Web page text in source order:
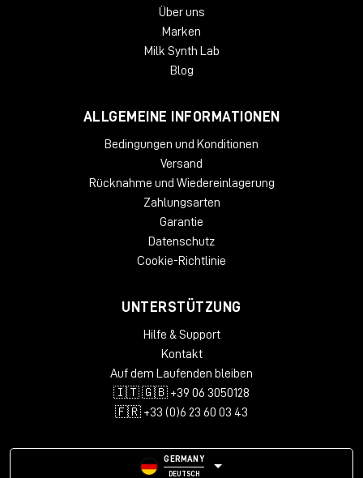
Über uns
Marken
Milk Synth Lab
Blog
ALLGEMEINE INFORMATIONEN
Bedingungen und Konditionen
Versand
Rücknahme und Wiedereinlagerung
Zahlungsarten
Garantie
Datenschutz
Cookie-Richtlinie
UNTERSTÜTZUNG
Hilfe & Support
Kontakt
Auf dem Laufenden bleiben
🇮🇹 🇬🇧 +39 06 3050128
🇫🇷 +33 (0)6 23 60 03 43
GERMANY
DEUTSCH